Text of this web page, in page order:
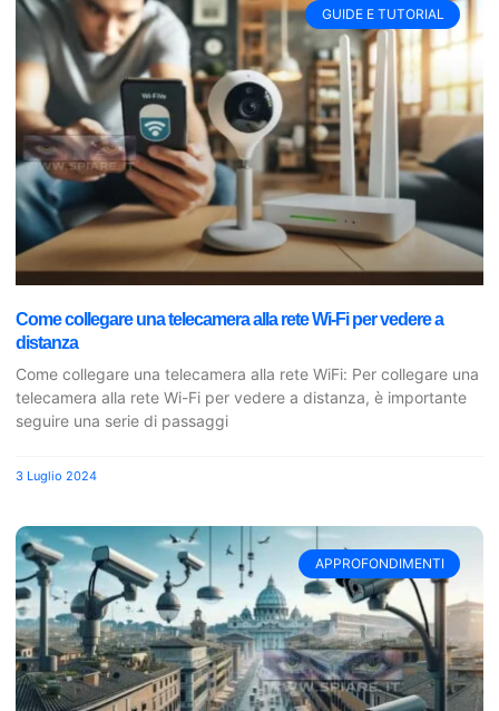
GUIDE E TUTORIAL
Come collegare una telecamera alla rete Wi-Fi per vedere a
distanza
Come collegare una telecamera alla rete WiFi: Per collegare una
telecamera alla rete Wi-Fi per vedere a distanza, è importante
seguire una serie di passaggi
3 Luglio 2024
APPROFONDIMENTI